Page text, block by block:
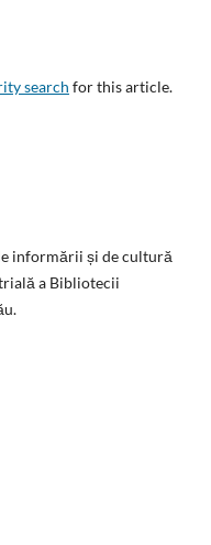
search for this article.
informării și de cultură
a Bibliotecii